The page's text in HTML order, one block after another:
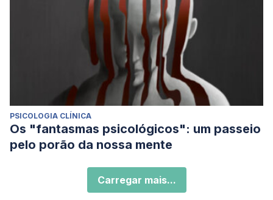
PSICOLOGIA CLÍNICA
Os "fantasmas psicológicos": um passeio
pelo porão da nossa mente
Carregar mais...